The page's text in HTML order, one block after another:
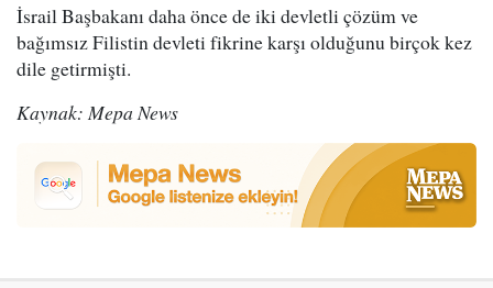
İsrail Başbakanı daha önce de iki devletli çözüm ve
bağımsız Filistin devleti fikrine karşı olduğunu birçok kez
dile getirmişti.
Kaynak: Mepa News